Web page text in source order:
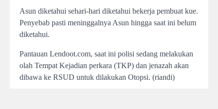
Asun diketahui sehari-hari diketahui bekerja pembuat kue.
Penyebab pasti meninggalnya Asun hingga saat ini belum
diketahui.
Pantauan Lendoot.com, saat ini polisi sedang melakukan
olah Tempat Kejadian perkara (TKP) dan jenazah akan
dibawa ke RSUD untuk dilakukan Otopsi. (riandi)